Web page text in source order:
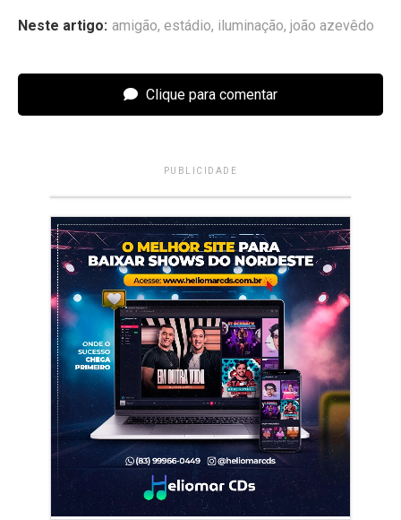
Neste artigo: amigão, estádio, iluminação, joão azevêdo
Clique para comentar
PUBLICIDADE